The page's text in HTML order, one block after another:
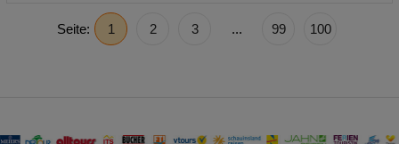
Seite: 1 2 3 ... 99 100